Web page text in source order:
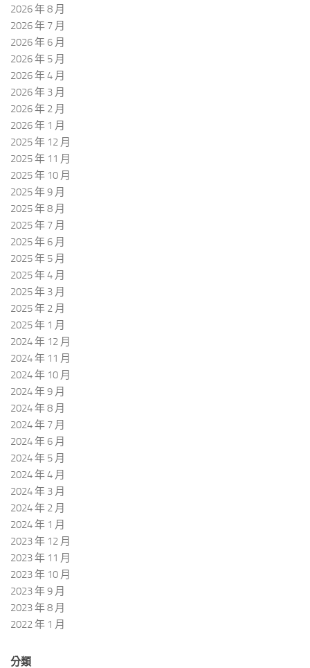
2026 年 8 月
2026 年 7 月
2026 年 6 月
2026 年 5 月
2026 年 4 月
2026 年 3 月
2026 年 2 月
2026 年 1 月
2025 年 12 月
2025 年 11 月
2025 年 10 月
2025 年 9 月
2025 年 8 月
2025 年 7 月
2025 年 6 月
2025 年 5 月
2025 年 4 月
2025 年 3 月
2025 年 2 月
2025 年 1 月
2024 年 12 月
2024 年 11 月
2024 年 10 月
2024 年 9 月
2024 年 8 月
2024 年 7 月
2024 年 6 月
2024 年 5 月
2024 年 4 月
2024 年 3 月
2024 年 2 月
2024 年 1 月
2023 年 12 月
2023 年 11 月
2023 年 10 月
2023 年 9 月
2023 年 8 月
2022 年 1 月
分類